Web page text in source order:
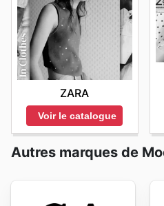
ZARA
Voir le catalogue
Autres marques de